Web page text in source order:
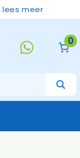
lees meer
0